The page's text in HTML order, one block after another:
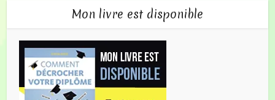
Mon livre est disponible